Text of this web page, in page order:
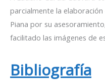
parcialmente la
Piana por su
facilitado las imágenes de
Bibliografía